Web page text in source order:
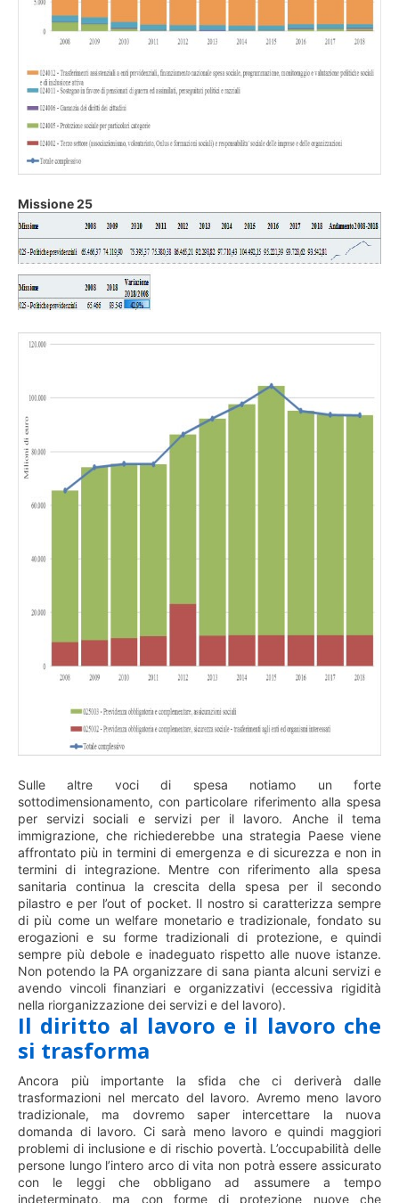
Missione 25
Sulle altre voci di spesa notiamo un forte
sottodimensionamento, con particolare riferimento alla spesa
per servizi sociali e servizi per il lavoro. Anche il tema
immigrazione, che richiederebbe una strategia Paese viene
affrontato più in termini di emergenza e di sicurezza e non in
termini di integrazione. Mentre con riferimento alla spesa
sanitaria continua la crescita della spesa per il secondo
pilastro e per l’out of pocket. Il nostro si caratterizza sempre
di più come un welfare monetario e tradizionale, fondato su
erogazioni e su forme tradizionali di protezione, e quindi
sempre più debole e inadeguato rispetto alle nuove istanze.
Non potendo la PA organizzare di sana pianta alcuni servizi e
avendo vincoli finanziari e organizzativi (eccessiva rigidità
nella riorganizzazione dei servizi e del lavoro).
Il diritto al lavoro e il lavoro che
si trasforma
Ancora più importante la sfida che ci deriverà dalle
trasformazioni nel mercato del lavoro. Avremo meno lavoro
tradizionale, ma dovremo saper intercettare la nuova
domanda di lavoro. Ci sarà meno lavoro e quindi maggiori
problemi di inclusione e di rischio povertà. L’occupabilità delle
persone lungo l’intero arco di vita non potrà essere assicurato
con le leggi che obbligano ad assumere a tempo
indeterminato, ma con forme di protezione nuove che